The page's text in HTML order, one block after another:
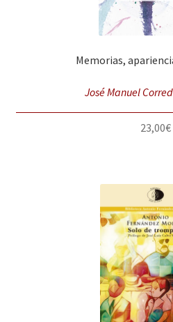
Memorias,
José Manuel
23,00€